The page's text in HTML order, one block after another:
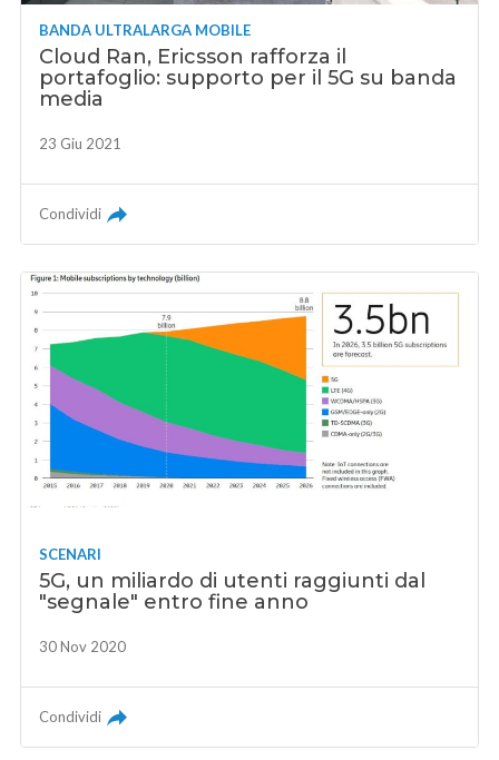
BANDA ULTRALARGA MOBILE
Cloud Ran, Ericsson rafforza il
portafoglio: supporto per il 5G su banda
media
23 Giu 2021
Condividi
SCENARI
5G, un miliardo di utenti raggiunti dal
"segnale" entro fine anno
30 Nov 2020
Condividi